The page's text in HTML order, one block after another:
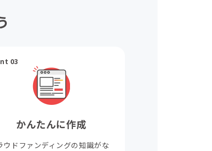
03
かんたんに作成
ウドファンディングの知識がな